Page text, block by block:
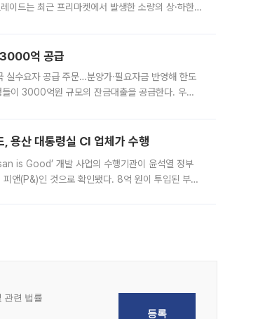
이드는 최근 프리마켓에서 발생한 소량의 상·하한
억 공급
수요자 공급 주문…분양가·필요자금 반영해 한도
들이 3000억원 규모의 잔금대출을 공급한다. 우리
산 대통령실 CI 업체가 수행
is Good’ 개발 사업의 수행기관이 윤석열 정부
앤(P&)인 것으로 확인됐다. 8억 원이 투입된 부산